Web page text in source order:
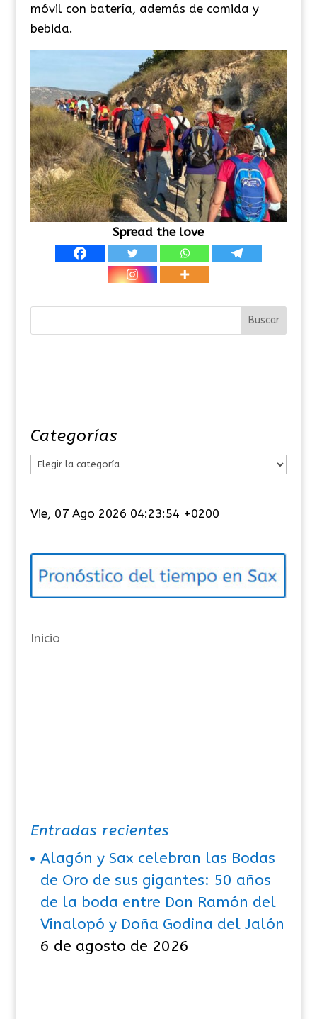
móvil con batería, además de comida y
bebida.
Spread the love
Categorías
e
o
í
s
Vie, 07 Ago 2026 04:23:55 +0200
Inicio
Entradas recientes
Alagón y Sax celebran las Bodas
de Oro de sus gigantes: 50 años
de la boda entre Don Ramón del
Vinalopó y Doña Godina del Jalón
6 de agosto de 2026